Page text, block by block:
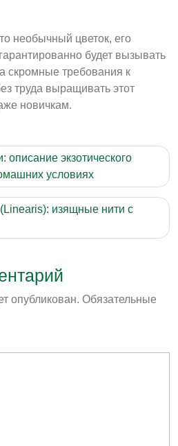
необычный цветок, его
будет вызывать
скромные требования к
труда выращивать этот
новичкам.
описание экзотического
условиях
изящные нити с
опубликован. Обязательные